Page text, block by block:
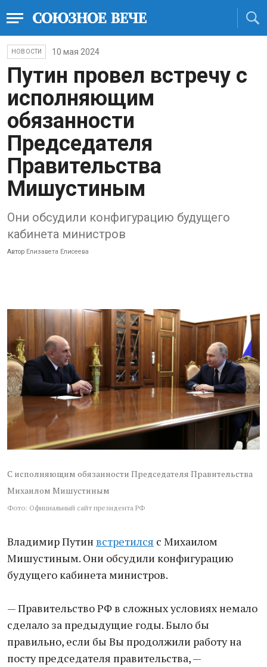
НОВОСТИ 10 мая 2024
Путин провел встречу с
исполняющим
обязанности
Председателя
Правительства
Мишустиным
Они обсудили конфигурацию будущего
кабинета министров
Автор Елизавета Елисеева
С исполняющим обязанности Председателя Правительства
Михаилом Мишустиным
Фото: Официальный сайт президента РФ
Владимир Путин встретился с Михаилом
Мишустиным. Они обсудили конфигурацию
будущего кабинета министров.
— Правительство РФ в сложных условиях немало
сделало за предыдущие годы. Было бы
правильно, если бы Вы продолжили работу на
посту председателя правительства, —